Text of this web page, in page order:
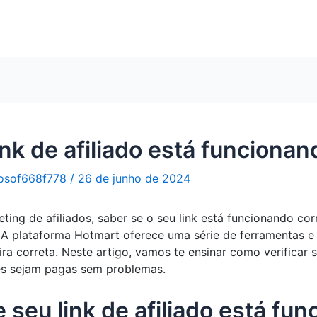
de afiliado está
/ 26 de junho de 2024
de afiliados, saber se o seu link está funcionando
plataforma Hotmart oferece uma série de ferramentas
correta. Neste artigo, vamos te ensinar como verificar
sejam pagas sem problemas.
seu link de afiliado está